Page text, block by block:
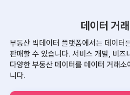
데이터 거
부동산 빅데이터 플랫폼에서는 데이터
판매할 수 있습니다. 서비스 개발, 비즈
다양한 부동산 데이터를 데이터 거래
니다.